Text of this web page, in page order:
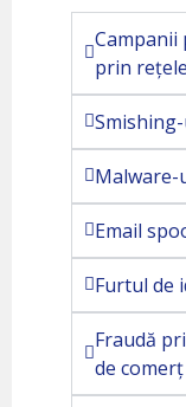
prin
Malware-
Email
Furtul de
Fraudă
de